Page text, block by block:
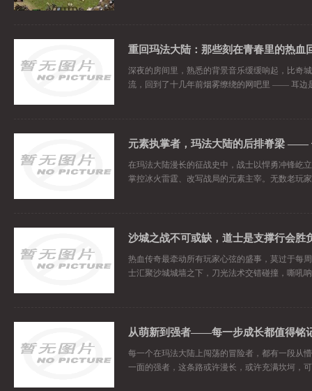
重回玛法大陆：那些刻在青春里的热血
深夜的房间里，熟悉的背景音乐缓缓响起，比奇
流，回到了十几年前烟雾缭绕的网吧里 —— 耳边
在玛法大陆漫长的征战史中，战士以悍勇冲锋屹
掌控冰火雷霆、改写战局的元素主宰。无数老玩
沙城之战不可或缺，道士是支撑行会胜
热血传奇最牵动所有玩家心弦的盛事，莫过于每
士汇聚沙城城墙之下，刀光法术交错碰撞，嘶吼
从萌新到强者——每一步成长都值得铭
每一个在玛法大陆上闯荡的冒险者，都有一段从
一面的强者，这条路或许漫长，或许充满坎坷，